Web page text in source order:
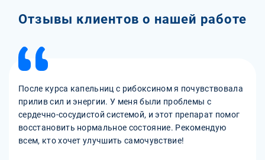
Отзывы клиентов о нашей работе
После курса капельниц с рибоксином я почувствовала
прилив сил и энергии. У меня были проблемы с
сердечно-сосудистой системой, и этот препарат помог
восстановить нормальное состояние. Рекомендую
всем, кто хочет улучшить самочувствие!